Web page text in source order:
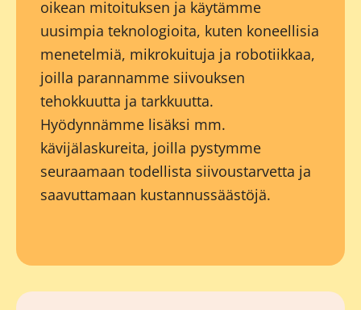
oikean mitoituksen ja käytämme
uusimpia teknologioita, kuten koneellisia
menetelmiä, mikrokuituja ja robotiikkaa,
joilla parannamme siivouksen
tehokkuutta ja tarkkuutta.
Hyödynnämme lisäksi mm.
kävijälaskureita, joilla pystymme
seuraamaan todellista siivoustarvetta ja
saavuttamaan kustannussäästöjä.